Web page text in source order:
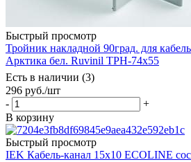
Быстрый просмотр
Тройник накладной 90град. для
Арктика бел. Ruvinil ТРН-74х55
Есть в наличии (3)
296 руб./шт
-
+
В корзину
Быстрый просмотр
IEK Кабель-канал 15х10 ECOLINE